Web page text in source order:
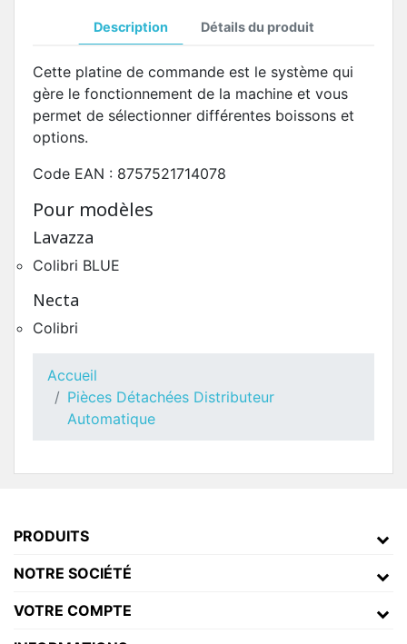
Description Détails du produit
Cette platine de commande est le système qui
gère le fonctionnement de la machine et vous
permet de sélectionner différentes boissons et
options.
Code EAN : 8757521714078
Pour modèles
Lavazza
Colibri BLUE
Necta
Colibri
Accueil
Pièces Détachées Distributeur
Automatique
PRODUITS
NOTRE SOCIÉTÉ
VOTRE COMPTE